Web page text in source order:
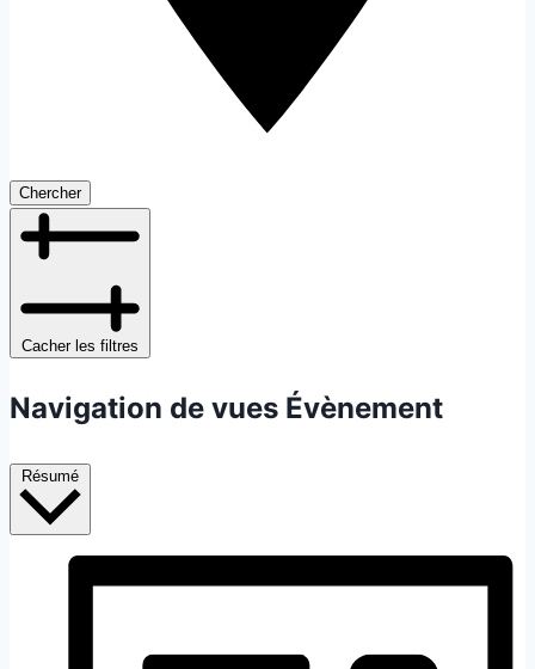
Chercher
Cacher les filtres
Navigation de vues Évènement
Résumé